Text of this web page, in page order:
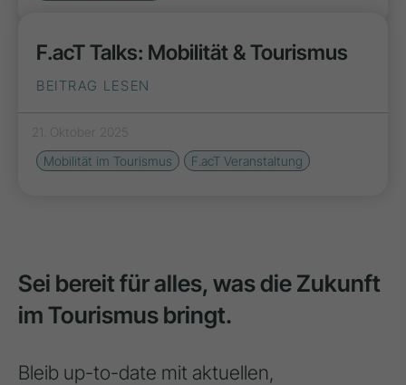
F.acT Talks: Mobilität & Tourismus
BEITRAG LESEN
21. Oktober 2025
Mobilität im Tourismus
F.acT Veranstaltung
Sei bereit für alles, was die Zukunft
im Tourismus bringt.
Bleib up-to-date mit aktuellen,